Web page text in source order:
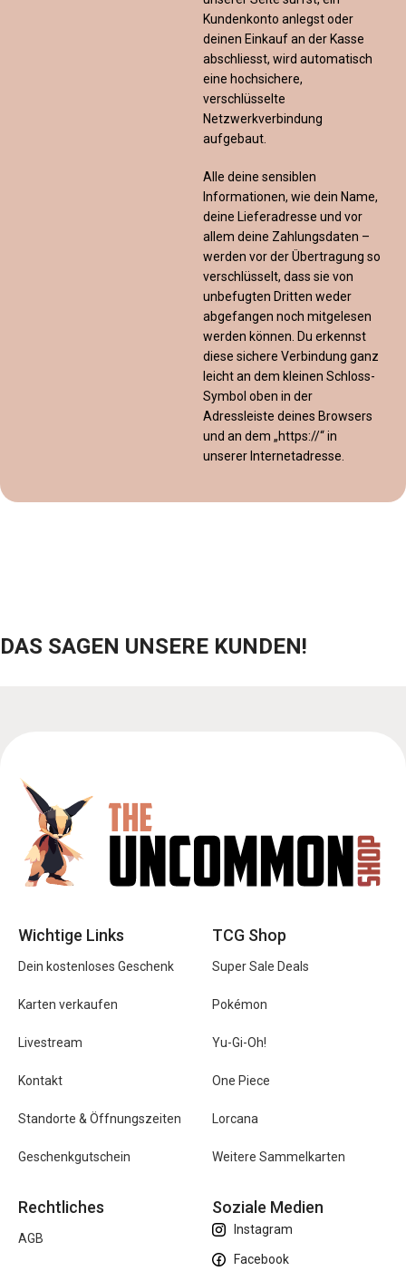
Kundenkonto anlegst oder
deinen Einkauf an der Kasse
abschliesst, wird automatisch
eine hochsichere,
verschlüsselte
Netzwerkverbindung
aufgebaut.
Alle deine sensiblen
Informationen, wie dein Name,
deine Lieferadresse und vor
allem deine Zahlungsdaten –
werden vor der Übertragung so
verschlüsselt, dass sie von
unbefugten Dritten weder
abgefangen noch mitgelesen
werden können. Du erkennst
diese sichere Verbindung ganz
leicht an dem kleinen Schloss-
Symbol oben in der
Adressleiste deines Browsers
und an dem „https://“ in
unserer Internetadresse.
DAS SAGEN UNSERE KUNDEN!
Wichtige Links
Dein kostenloses Geschenk
Karten verkaufen
Livestream
Kontakt
Standorte & Öffnungszeiten
Geschenkgutschein
TCG Shop
Super Sale Deals
Pokémon
Yu-Gi-Oh!
One Piece
Lorcana
Weitere Sammelkarten
Rechtliches
AGB
Soziale Medien
Instagram
Facebook